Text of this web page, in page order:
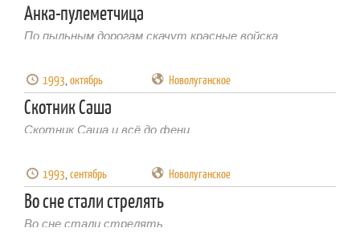
Анка-пулеметчица
По пыльным дорогам скачут красные войска
1993,октябрь Новолуганское
Скотник Саша
Скотник Саша и всё до фени
1993,сентябрь Новолуганское
Во сне стали стрелять
Во сне стали стрелять